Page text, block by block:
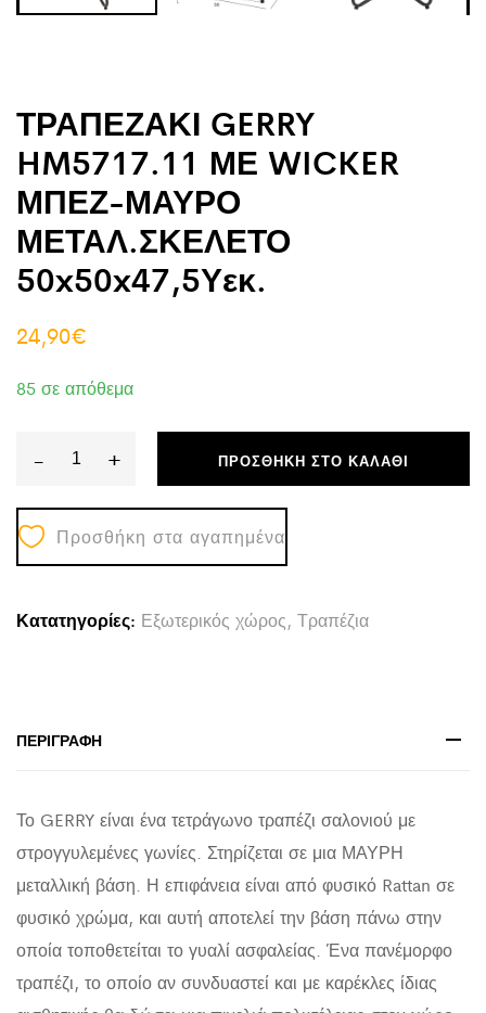
ΤΡΑΠΕΖΑΚΙ GERRY
HM5717.11 ΜΕ WICKER
ΜΠΕΖ-ΜΑΥΡΟ
ΜΕΤΑΛ.ΣΚΕΛΕΤΟ
50x50x47,5Υεκ.
24,90€
85 σε απόθεμα
-
ΤΡΑΠΕΖΑΚΙ
GERRY
HM5717.11
ΜΕ
ΜΠΕΖ-
50x50x47,5Υεκ.
+ ΠΡΟΣΘΉΚΗ ΣΤΟ ΚΑΛΆΘΙ
Προσθήκη στα αγαπημένα
Κατατηγορίες: Εξωτερικός χώρος, Τραπέζια
ΠΕΡΙΓΡΑΦΉ
Το GERRY είναι ένα τετράγωνο τραπέζι σαλονιού με
στρογγυλεμένες γωνίες. Στηρίζεται σε μια ΜΑΥΡΗ
μεταλλική βάση. Η επιφάνεια είναι από φυσικό Rattan σε
φυσικό χρώμα, και αυτή αποτελεί την βάση πάνω στην
οποία τοποθετείται το γυαλί ασφαλείας. Ένα πανέμορφο
τραπέζι, το οποίο αν συνδυαστεί και με καρέκλες ίδιας